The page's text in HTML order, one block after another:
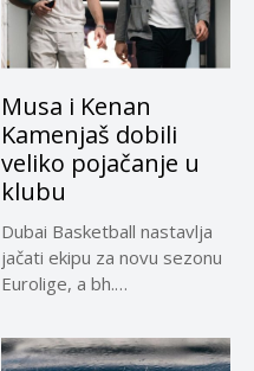
Musa i Kenan
Kamenjaš dobili
veliko pojačanje u
klubu
Dubai Basketball nastavlja
jačati ekipu za novu sezonu
Eurolige, a bh.